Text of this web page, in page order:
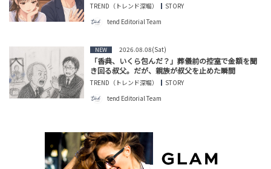
TREND（トレンド深堀）
STORY
tend Editorial Team
NEW 2026.08.08(Sat)
「香典、いくら包んだ？」葬儀前の控室で金額を聞
き回る叔父。だが、親族が叔父を止めた瞬間
TREND（トレンド深堀）
STORY
tend Editorial Team